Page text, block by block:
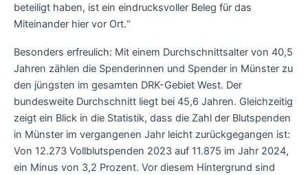
beteiligt haben, ist ein eindrucksvoller Beleg für das
Miteinander hier vor Ort.“
Besonders erfreulich: Mit einem Durchschnittsalter von 40,5
Jahren zählen die Spenderinnen und Spender in Münster zu
den jüngsten im gesamten DRK-Gebiet West. Der
bundesweite Durchschnitt liegt bei 45,6 Jahren. Gleichzeitig
zeigt ein Blick in die Statistik, dass die Zahl der Blutspenden
in Münster im vergangenen Jahr leicht zurückgegangen ist:
Von 12.273 Vollblutspenden 2023 auf 11.875 im Jahr 2024,
ein Minus von 3,2 Prozent. Vor diesem Hintergrund sind